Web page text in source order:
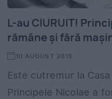
L-au CIURUIT!
rămâne şi fără
10 AUGUST 2015
Este cutremur la
Principele Nicolae a